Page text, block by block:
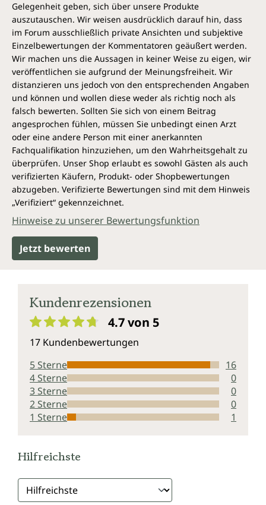
Gelegenheit geben, sich über unsere Produkte
auszutauschen. Wir weisen ausdrücklich darauf hin, dass
im Forum ausschließlich private Ansichten und subjektive
Einzelbewertungen der Kommentatoren geäußert werden.
Wir machen uns die Aussagen in keiner Weise zu eigen, wir
veröffentlichen sie aufgrund der Meinungsfreiheit. Wir
distanzieren uns jedoch von den entsprechenden Angaben
und können und wollen diese weder als richtig noch als
falsch bewerten. Sollten Sie sich von einem Beitrag
angesprochen fühlen, müssen Sie unbedingt einen Arzt
oder eine andere Person mit einer anerkannten
Fachqualifikation hinzuziehen, um den Wahrheitsgehalt zu
überprüfen. Unser Shop erlaubt es sowohl Gästen als auch
verifizierten Käufern, Produkt- oder Shopbewertungen
abzugeben. Verifizierte Bewertungen sind mit dem Hinweis
„Verifiziert“ gekennzeichnet.
Hinweise zu unserer Bewertungsfunktion
Jetzt bewerten
Kundenrezensionen
4.7 von 5
17 Kundenbewertungen
5 Sterne
16
4 Sterne
0
3 Sterne
0
2 Sterne
0
1 Sterne
1
Hilfreichste